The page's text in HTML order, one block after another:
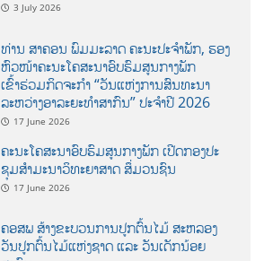
3 July 2026
ທ່ານ ສາຄອນ ພົມມະລາດ ຄະນະປະຈໍາພັກ, ຮອງ
ຫົວໜ້າຄະນະໂຄສະນາອົບຮົມສູນກາງພັກ
ເຂົ້າຮ່ວມກິດຈະກຳ “ວັນແຫ່ງການສົນທະນາ
ລະຫວ່າງອາລະຍະທຳສາກົນ” ປະຈຳປີ 2026
17 June 2026
ຄະນະໂຄສະນາອົບຮົມສູນກາງພັກ ເປີດກອງປະ
ຊຸມສຳມະນາວິທະຍາສາດ ສຶ່ມວນຊົນ
17 June 2026
ຄອສພ ສ້າງຂະບວນການປູກຕົ້ນໄມ້ ສະຫລອງ
ວັນປູກຕົ້ນໄມ້ແຫ່ງຊາດ ແລະ ວັນເດັກນ້ອຍ